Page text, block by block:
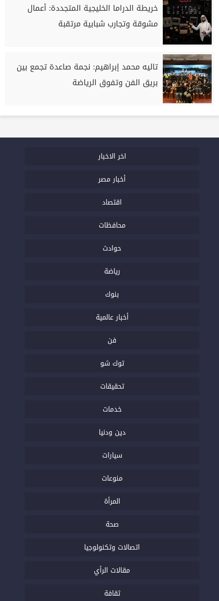
خريطة الدراما الخليجية المتجددة: أعمال
مشوقة وتجارب شبابية مرتقبة
تاليه محمد إبراهيم: نجمة صاعدة تجمع بين
بريق الفن وتفوق الرياضة
اخر الاخبار
أخبار مصر
اقتصاد
محافظات
حوادث
رياضة
بنوك
أخبار عالمية
فن
توك شو
تحقيقات
خدمات
دين ودنيا
سيارات
منوعات
المرأة
صحة
اتصالات وتكنولوجيا
مقالات الرأي
ثقافة